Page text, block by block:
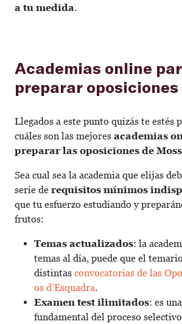
a tu medida.
Academias online
preparar oposiciones
Llegados a este punto quizás te estés
cuáles son las mejores academias
preparar las oposiciones de
Sea cual sea la academia que elijas
serie de requisitos mínimos
que tu esfuerzo estudiando y
frutos:
Temas actualizados: la
temas al día, puede que el
distintas convocatorias de las
os d’Esquadra.
Examen test ilimitados: es
fundamental del proceso